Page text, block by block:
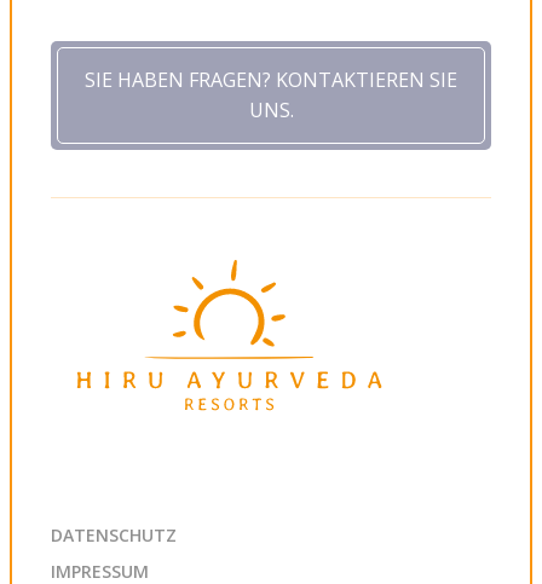
SIE HABEN FRAGEN? KONTAKTIEREN SIE
UNS.
DATENSCHUTZ
IMPRESSUM